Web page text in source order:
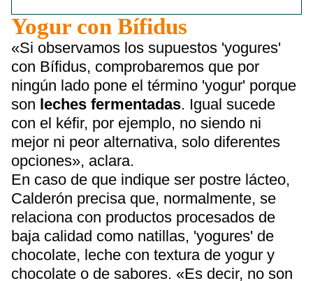
Yogur con Bífidus
«Si observamos los supuestos 'yogures'
con Bífidus, comprobaremos que por
ningún lado pone el término 'yogur' porque
son leches fermentadas. Igual sucede
con el kéfir, por ejemplo, no siendo ni
mejor ni peor alternativa, solo diferentes
opciones», aclara.
En caso de que indique ser postre lácteo,
Calderón precisa que, normalmente, se
relaciona con productos procesados de
baja calidad como natillas, 'yogures' de
chocolate, leche con textura de yogur y
chocolate o de sabores. «Es decir, no son